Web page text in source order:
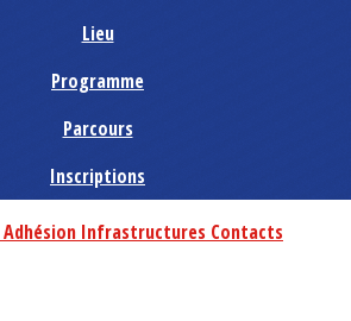
Lieu
Programme
Parcours
Inscriptions
Adhésion Infrastructures Contacts